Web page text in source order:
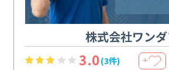
株式会社ワン
3.0(3件) ＋